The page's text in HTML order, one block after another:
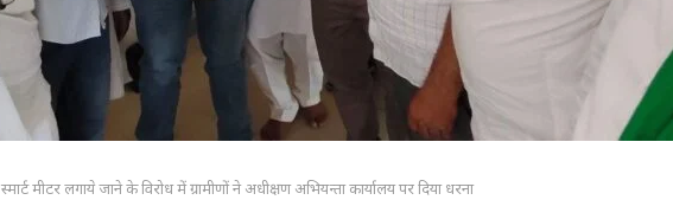
मीटर लगाये जाने के विरोध में ग्रामीणों ने अधीक्षण अभियन्ता कार्यालय पर दिया धरना